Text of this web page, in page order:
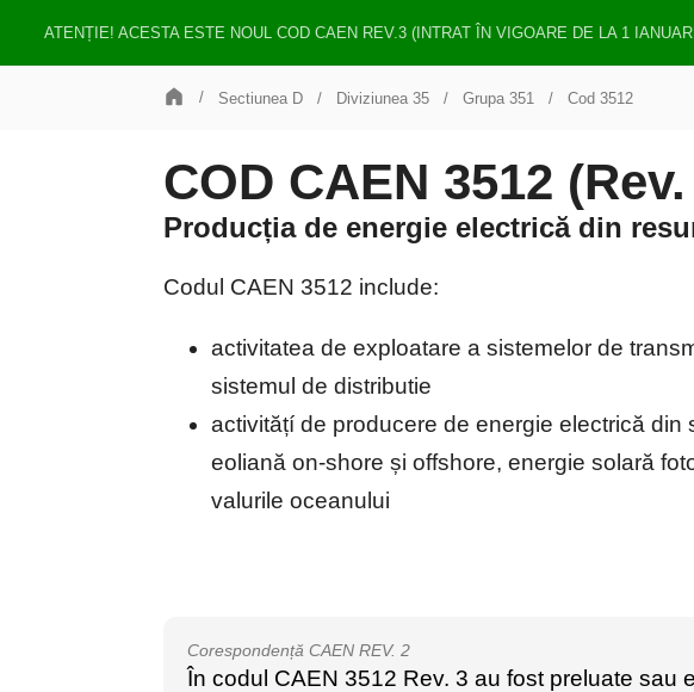
ATENȚIE! ACESTA ESTE NOUL COD CAEN REV.3 (INTRAT ÎN VIGOARE DE LA 1
Sectiunea D Diviziunea 35 Grupa 351 Cod 3512
COD CAEN 3512
Producția de energie electrică din
Codul CAEN 3512 include:
activitatea de exploatare a sistemelor de
sistemul de distributie
activitățí de producere de energie electrică
eoliană on-shore și offshore, energie solară
valurile oceanului
Corespondență CAEN REV. 2
În codul CAEN 3512 Rev. 3 au fost preluate sau